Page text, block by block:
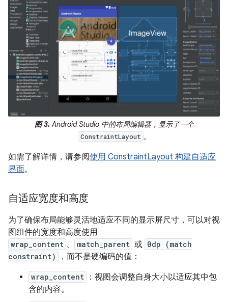
图 3. Android Studio 中的布局编辑器，显示了一个
ConstraintLayout 。
如需了解详情，请参阅使用 ConstraintLayout 构建自适应
界面。
自适应宽度和高度
为了确保布局能够灵活地适应不同的显示屏尺寸，可以对视
图组件的宽度和高度使用
wrap_content 、 match_parent 或 0dp (match
constraint)
，而不是硬编码的值：
wrap_content
：视图会调整自身大小以适应其中包
含的内容。